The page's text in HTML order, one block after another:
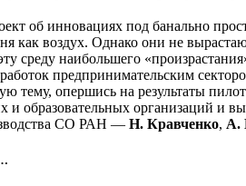
об инновациях под банально
как воздух. Однако они не
среду наибольшего
предпринимательским
тему, опершись на результаты
и образовательных организаций
СО РАН — Н. Кравченко, А.